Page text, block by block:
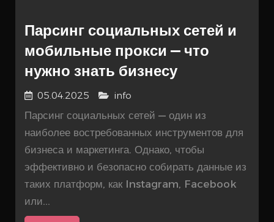
Парсинг социальных сетей и
мобильные прокси — что
нужно знать бизнесу
05.04.2025 info
Парсинг социальных сетей — один из
наиболее востребованных инструментов для
бизнеса и маркетинга. Однако, чтобы
эффективно и безопасно собирать данные из
таких платформ, как Instagram, Facebook
или...